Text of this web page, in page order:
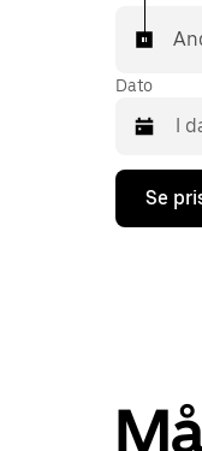
Dato
Tryk
pil
en
dato.
Se